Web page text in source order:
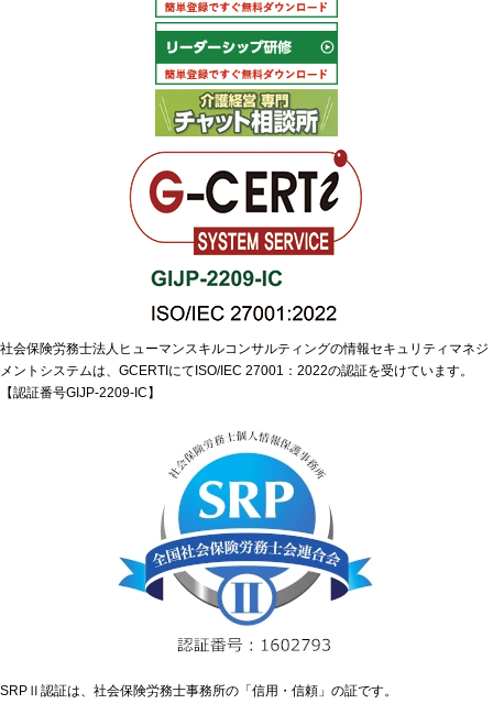
社会保険労務士法人ヒューマンスキルコンサルティングの情報セキュリティマネジ
メントシステムは、GCERTIにてISO/IEC 27001：2022の認証を受けています。
【認証番号GIJP-2209-IC】
SRPⅡ認証は、社会保険労務士事務所の「信用・信頼」の証です。